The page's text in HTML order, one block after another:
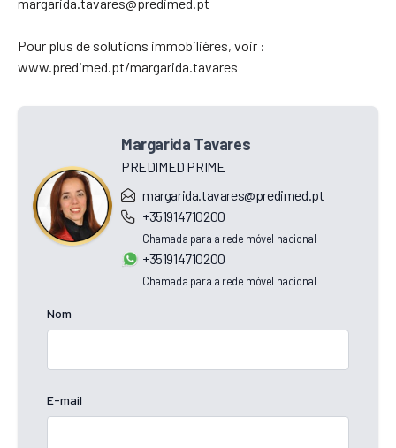
Pour plus de solutions immobilières, voir :
www.predimed.pt/margarida.tavares
Margarida Tavares
PREDIMED PRIME
margarida.tavares@predimed.pt
+351914710200
Chamada para a rede móvel nacional
+351914710200
Chamada para a rede móvel nacional
Nom
E-mail